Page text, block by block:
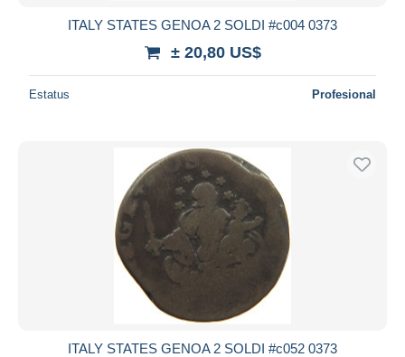
ITALY STATES GENOA 2 SOLDI #c004 0373
± 20,80 US$
Estatus Profesional
ITALY STATES GENOA 2 SOLDI #c052 0373